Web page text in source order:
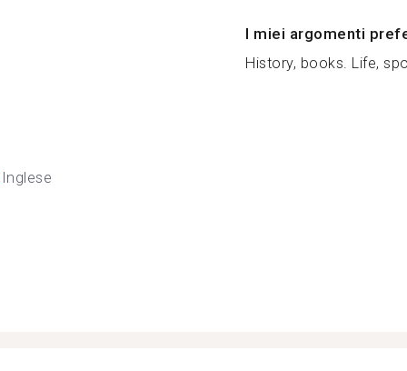
Inglese
I miei argomenti
History, books. Life,